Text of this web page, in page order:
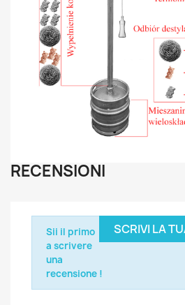
RECENSIONI
SCRIVI LA
Sii il primo
a scrivere
una
recensione !